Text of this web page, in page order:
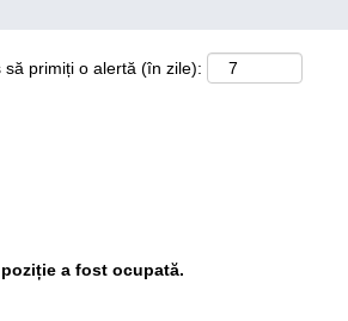
să primiți o alertă (în zile):
a fost ocupată.